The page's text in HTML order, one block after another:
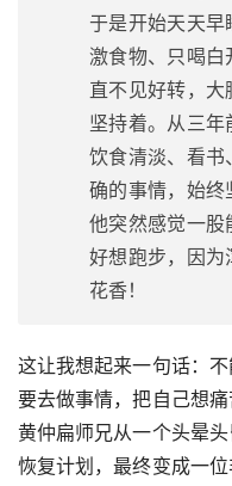
于是开始天天早
激食物、只喝
直不见好转，
坚持着。从三年
饮食清淡、看书
确的事情，始终
他突然感觉一
好想跑步，因
花香！
这让我想起来一句话：
要去做事情，把自己想
黄仲扁师兄从一个头晕
恢复计划，最终变成一